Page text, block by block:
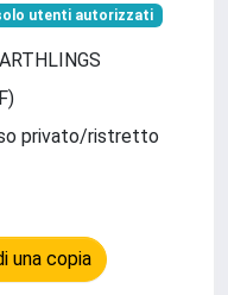
utenti autorizzati
privato/ristretto
una copia